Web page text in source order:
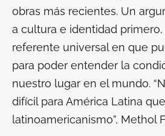
obras más recientes. Un
a cultura e identidad
referente universal en que
para poder entender la
nuestro lugar en el mundo.
difícil para América Latina
latinoamericanismo”, Methol